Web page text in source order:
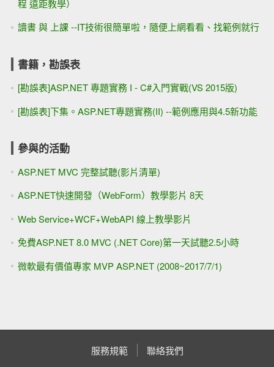
程 遠距教學）
讀書 與 上課 --IT技術很簡單啦，隨便上網看看、找範例就行
書籍，勘誤表
[勘誤表]ASP.NET 專題實務 I - C#入門實戰(VS 2015版)
[勘誤表]下集。ASP.NET專題實務(II) --範例應用與4.5新功能
參與的活動
ASP.NET MVC 完整試聽(影片清單)
ASP.NET快速開發（WebForm）教學影片 8天
Web Service+WCF+WebAPI 線上教學影片
免費ASP.NET 8.0 MVC (.NET Core)第一天試聽2.5小時
微軟最有價值專家 MVP ASP.NET (2008~2017/7/1)
服務規範 聯絡我們